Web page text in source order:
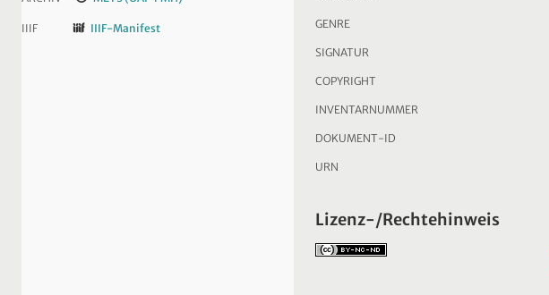
IIIF IIIF-Manifest GENRE
SIGNATUR
COPYRIGHT
INVENTARNUMMER
DOKUMENT-ID
URN
Lizenz-/Rechtehinweis